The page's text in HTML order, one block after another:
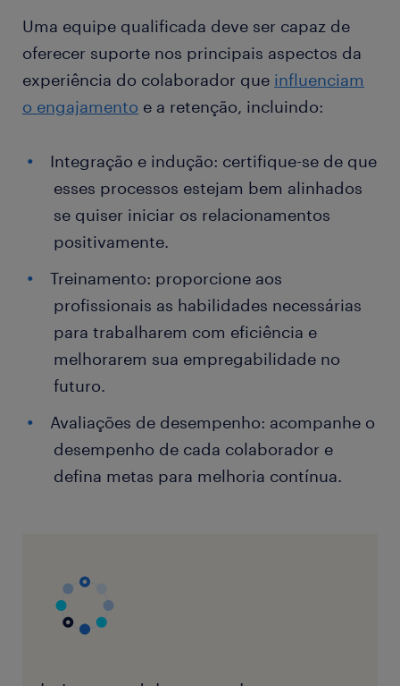
Uma equipe qualificada deve ser capaz de
oferecer suporte nos principais aspectos da
experiência do colaborador que influenciam
o engajamento e a retenção, incluindo:
Integração e indução: certifique-se de que
esses processos estejam bem alinhados
se quiser iniciar os relacionamentos
positivamente.
Treinamento: proporcione aos
profissionais as habilidades necessárias
para trabalharem com eficiência e
melhorarem sua empregabilidade no
futuro.
Avaliações de desempenho: acompanhe o
desempenho de cada colaborador e
defina metas para melhoria contínua.